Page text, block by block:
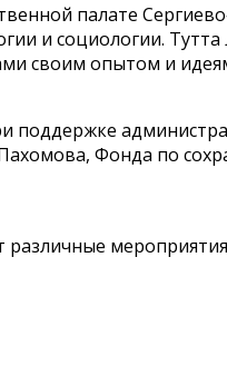
палате
и социологии.
своим опытом и
Фонда по
различные